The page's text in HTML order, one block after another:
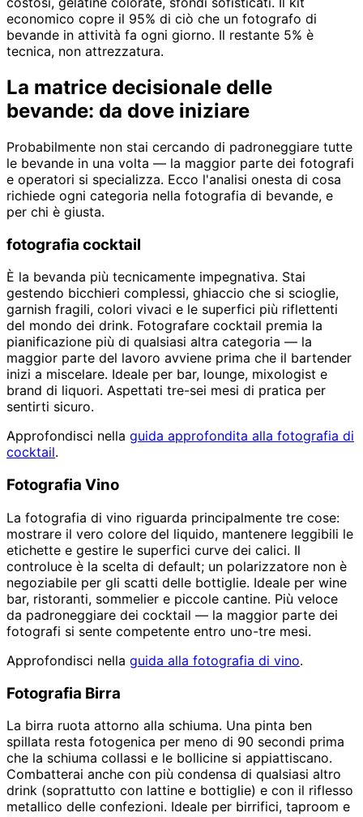
economico copre il 95% di ciò che un fotografo di
bevande in attività fa ogni giorno. Il restante 5% è
tecnica, non attrezzatura.
La matrice decisionale delle
bevande: da dove iniziare
Probabilmente non stai cercando di padroneggiare tutte
le bevande in una volta — la maggior parte dei fotografi
e operatori si specializza. Ecco l'analisi onesta di cosa
richiede ogni categoria nella fotografia di bevande, e
per chi è giusta.
fotografia cocktail
È la bevanda più tecnicamente impegnativa. Stai
gestendo bicchieri complessi, ghiaccio che si scioglie,
garnish fragili, colori vivaci e le superfici più riflettenti
del mondo dei drink. Fotografare cocktail premia la
pianificazione più di qualsiasi altra categoria — la
maggior parte del lavoro avviene prima che il bartender
inizi a miscelare. Ideale per bar, lounge, mixologist e
brand di liquori. Aspettati tre-sei mesi di pratica per
sentirti sicuro.
Approfondisci nella guida approfondita alla fotografia di
cocktail.
Fotografia Vino
La fotografia di vino riguarda principalmente tre cose:
mostrare il vero colore del liquido, mantenere leggibili le
etichette e gestire le superfici curve dei calici. Il
controluce è la scelta di default; un polarizzatore non è
negoziabile per gli scatti delle bottiglie. Ideale per wine
bar, ristoranti, sommelier e piccole cantine. Più veloce
da padroneggiare dei cocktail — la maggior parte dei
fotografi si sente competente entro uno-tre mesi.
Approfondisci nella guida alla fotografia di vino.
Fotografia Birra
La birra ruota attorno alla schiuma. Una pinta ben
spillata resta fotogenica per meno di 90 secondi prima
che la schiuma collassi e le bollicine si appiattiscano.
Combatterai anche con più condensa di qualsiasi altro
drink (soprattutto con lattine e bottiglie) e con il riflesso
metallico delle confezioni. Ideale per birrifici, taproom e